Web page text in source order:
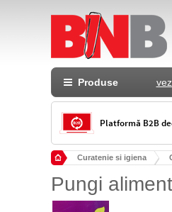
Produse
Platformă B2B
Curatenie si igiena
Pungi